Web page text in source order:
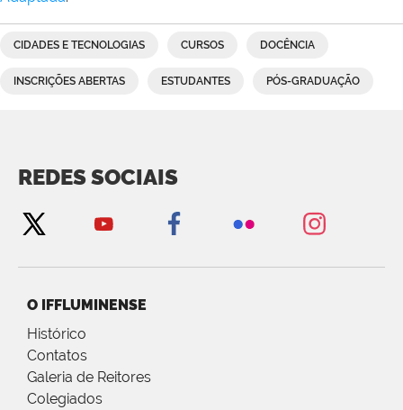
CIDADES E TECNOLOGIAS CURSOS DOCÊNCIA
INSCRIÇÕES ABERTAS ESTUDANTES PÓS-GRADUAÇÃO
REDES SOCIAIS
O IFFLUMINENSE
Histórico
Contatos
Galeria de Reitores
Colegiados